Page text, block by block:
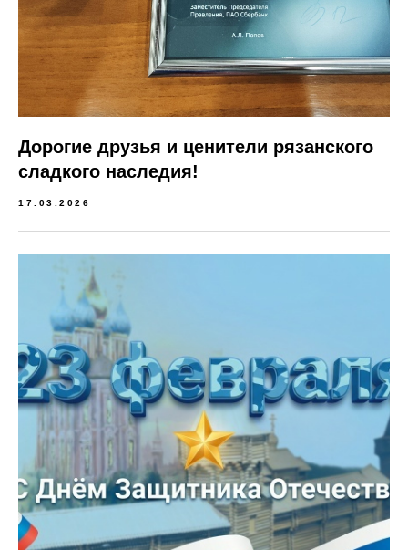
Дорогие друзья и ценители рязанского
сладкого наследия!
17.03.2026